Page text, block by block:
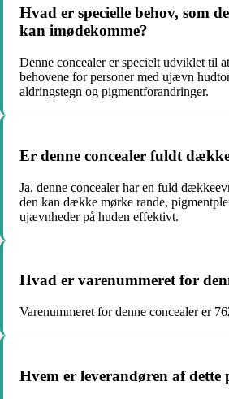
Hvad er specielle behov, som
kan imødekomme?
Denne concealer er specielt udviklet til
behovene for personer med ujævn
aldringstegn og pigmentforandringer.
Er denne concealer fuldt
Ja, denne concealer har en fuld
den kan dække mørke rande,
ujævnheder på huden effektivt.
Hvad er varenummeret for
Varenummeret for denne concealer er
Hvem er leverandøren af ​​dette